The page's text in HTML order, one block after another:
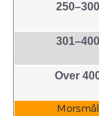
250–300
301–400
Over
Morsmål